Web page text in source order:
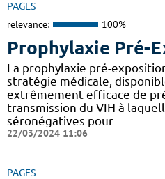
PAGES
relevance: 100%
Prophylaxie Pré-
La prophylaxie pré-
stratégie médicale,
extrêmement efficace de
transmission du VIH à
séronégatives pour
22/03/2024 11:06
PAGES